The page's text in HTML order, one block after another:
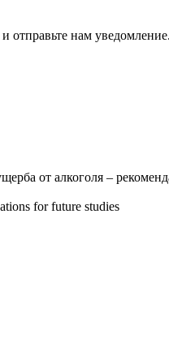
отправьте нам уведомление.
от алкоголя –
for future studies